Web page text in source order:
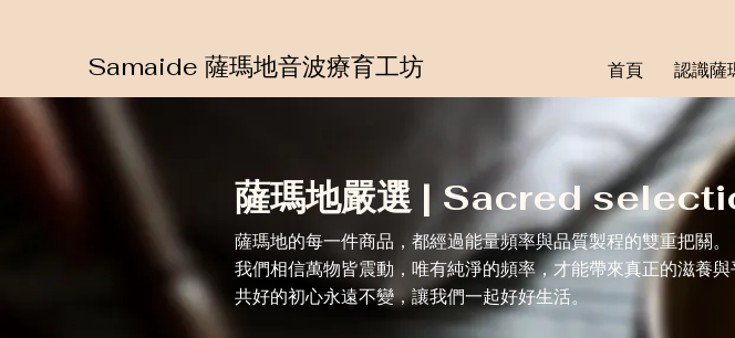
Samaide 薩瑪地音波療育工坊 首頁 認識薩
薩瑪地嚴選 | Sacred
薩瑪地的每一件商品，都經過能量頻率與品質製程的雙重把關。
我們相信萬物皆震動，唯有純淨的頻率，才能帶來真正的滋養與
共好的初心永遠不變，讓我們一起好好生活。